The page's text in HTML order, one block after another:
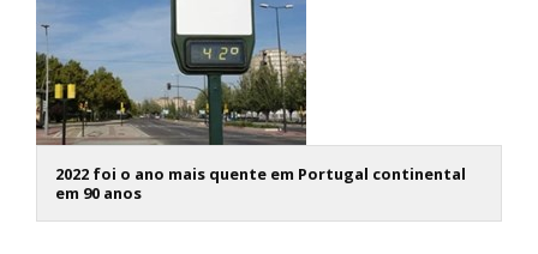
2022 foi o ano mais quente em Portugal continental
em 90 anos